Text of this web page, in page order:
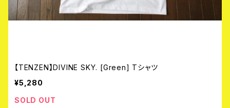
【TENZEN】DIVINE SKY. [Green] Tシャツ
¥5,280
SOLD OUT